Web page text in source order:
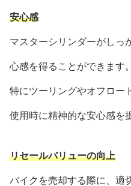
安心感
マスターシリンダーがしっ
心感を得ることができます。
特にツーリングやオフロー
使用時に精神的な安心感を
リセールバリューの向上
バイクを売却する際に、適